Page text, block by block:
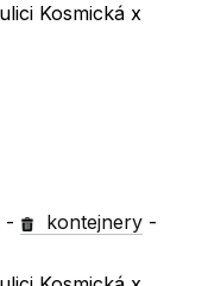
Kosmická x
- kontejnery -